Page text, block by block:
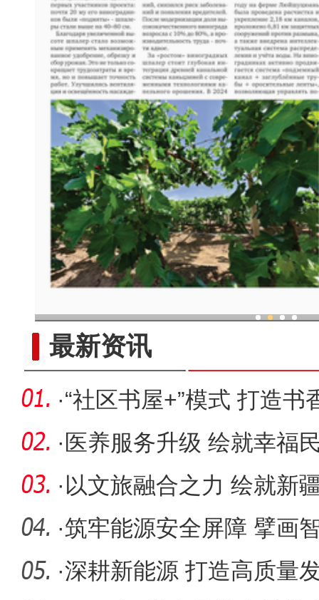
最新资讯
·“社区书屋+”模式 打造书
· 医养服务升级 绘就幸福
· 以文旅融合之力 绘就新
市高质量
·筑牢能源安全屏障 擘画
·深耕新能源 打造高质量